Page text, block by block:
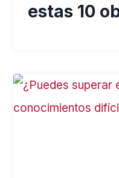
estas 10